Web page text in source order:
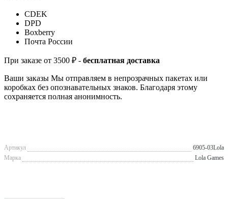
СDEK
DPD
Boxberry
Почта России
При заказе от 3500 ₽ - бесплатная доставка
Ваши заказы Мы отправляем в непрозрачных пакетах или
коробках без опознавательных знаков. Благодаря этому
сохраняется полная анонимность.
Артикул
6905-03Lola
Марка
Lola Games